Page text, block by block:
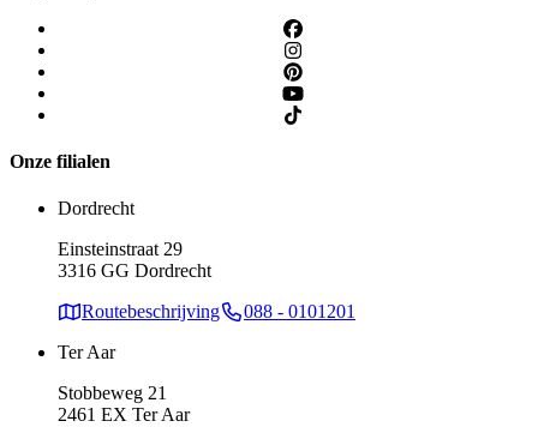
Onze filialen
Dordrecht
Einsteinstraat 29
3316 GG Dordrecht
Routebeschrijving
088 - 0101201
Ter Aar
Stobbeweg 21
2461 EX Ter Aar